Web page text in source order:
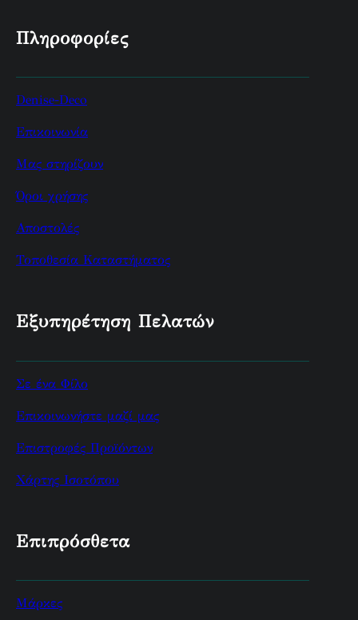
Πληροφορίες
Denise-Deco
Επικοινωνία
Μας στηρίζουν
Όροι χρήσης
Αποστολές
Τοποθεσία Καταστήματος
Εξυπηρέτηση Πελατών
Σε ένα Φίλο
Επικοινωνήστε μαζί μας
Επιστροφές Προϊόντων
Χάρτης Ισοτόπου
Επιπρόσθετα
Μάρκες